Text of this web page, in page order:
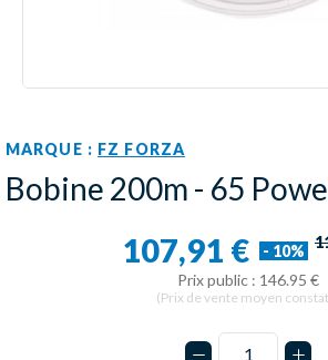
MARQUE : FZ FORZA
Bobine 200m - 65
107,91 € - 10%
Prix public : 146.95 €
(Prix de vente moyen